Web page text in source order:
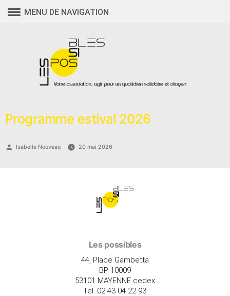
MENU DE NAVIGATION
Programme estival 2026
Publié
Isabelle Nouveau 20 mai 2026
Les possibles
44, Place Gambetta
BP 10009
53101 MAYENNE cedex
Tel. 02 43 04 22 93